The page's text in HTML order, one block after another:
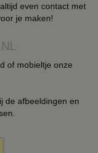
even contact met
je maken!
of mobieltje onze
de afbeeldingen en